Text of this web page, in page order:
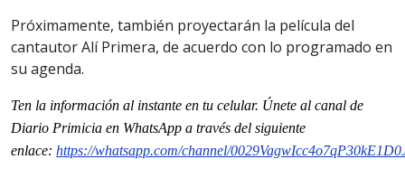
Próximamente, también proyectarán la película del
cantautor Alí Primera, de acuerdo con lo programado en
su agenda.
Ten la información al instante en tu celular. Únete al canal de
Diario Primicia en WhatsApp a través del siguiente
enlace: https://whatsapp.com/channel/